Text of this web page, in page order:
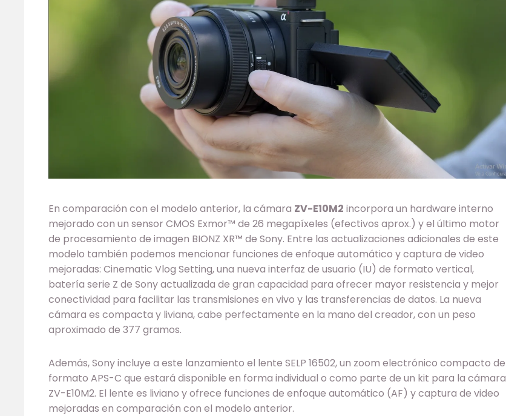
En comparación con el modelo anterior, la cámara ZV-E10M2 incorpora un hardware interno
mejorado con un sensor CMOS Exmor™ de 26 megapíxeles (efectivos aprox.) y el último motor
de procesamiento de imagen BIONZ XR™ de Sony. Entre las actualizaciones adicionales de este
modelo también podemos mencionar funciones de enfoque automático y captura de video
mejoradas: Cinematic Vlog Setting, una nueva interfaz de usuario (IU) de formato vertical,
batería serie Z de Sony actualizada de gran capacidad para ofrecer mayor resistencia y mejor
conectividad para facilitar las transmisiones en vivo y las transferencias de datos. La nueva
cámara es compacta y liviana, cabe perfectamente en la mano del creador, con un peso
aproximado de 377 gramos.
Además, Sony incluye a este lanzamiento el lente SELP 16502, un zoom electrónico compacto de
formato APS-C que estará disponible en forma individual o como parte de un kit para la cámara
ZV-E10M2. El lente es liviano y ofrece funciones de enfoque automático (AF) y captura de video
mejoradas en comparación con el modelo anterior.